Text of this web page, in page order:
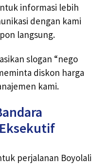
informasi lebih
dengan kami
langsung.
slogan “nego
diskon harga
kami.
perjalanan Boyolali